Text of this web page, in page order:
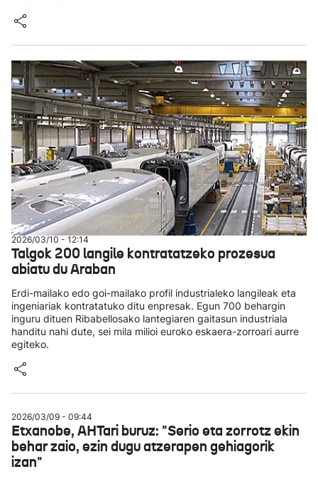
2026/03/10 - 12:14
Talgok 200 langile kontratatzeko prozesua
abiatu du Araban
Erdi-mailako edo goi-mailako profil industrialeko langileak eta
ingeniariak kontratatuko ditu enpresak. Egun 700 behargin
inguru dituen Ribabellosako lantegiaren gaitasun industriala
handitu nahi dute, sei mila milioi euroko eskaera-zorroari aurre
egiteko.
2026/03/09 - 09:44
Etxanobe, AHTari buruz: "Serio eta zorrotz ekin
behar zaio, ezin dugu atzerapen gehiagorik
izan"